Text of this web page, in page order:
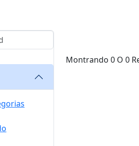
Montrando 0 O 0